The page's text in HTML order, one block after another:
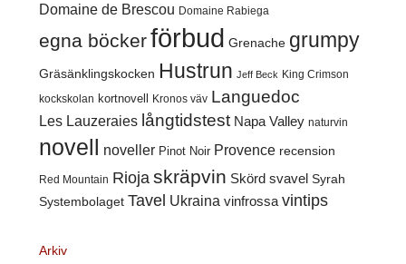
Domaine de Brescou Domaine Rabiega
egna böckerförbud Grenache grumpy
Gräsänklingskocken Hustrun Jeff Beck King Crimson
kockskolan kortnovell Kronos väv Languedoc
Les Lauzeraies långtidstest Napa Valley naturvin
novell noveller Pinot Noir Provence recension
Red Mountain Rioja skräpvin Skörd svavel Syrah
Systembolaget Tavel Ukraina vinfrossa vintips
Arkiv